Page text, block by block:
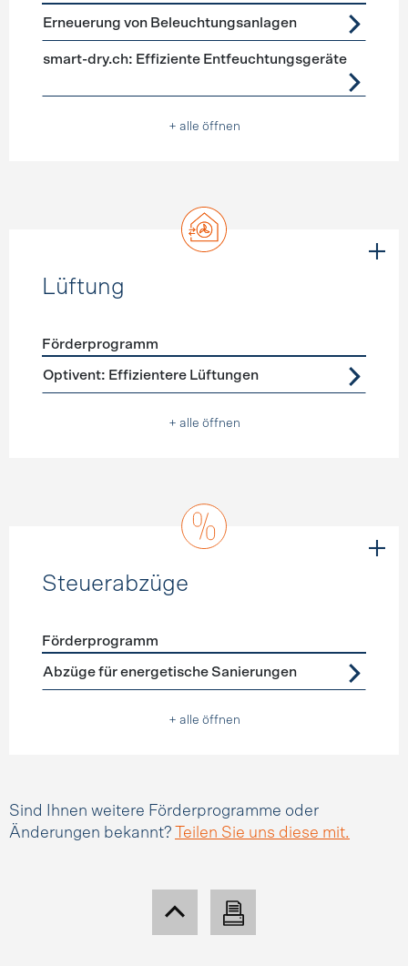
Förderprogramme Geräte, Beleuchtung
Erneuerung von Beleuchtungsanlagen
smart-dry.ch: Effiziente Entfeuchtungsgeräte
+ alle öffnen
Lüftung
Förderprogramme Lüftung
Förderprogramm
Optivent: Effizientere Lüftungen
+ alle öffnen
Steuerabzüge
Förderprogramme Steuerabzüge
Förderprogramm
Abzüge für energetische Sanierungen
+ alle öffnen
Sind Ihnen weitere Förderprogramme oder
Änderungen bekannt?
Teilen Sie uns diese mit.